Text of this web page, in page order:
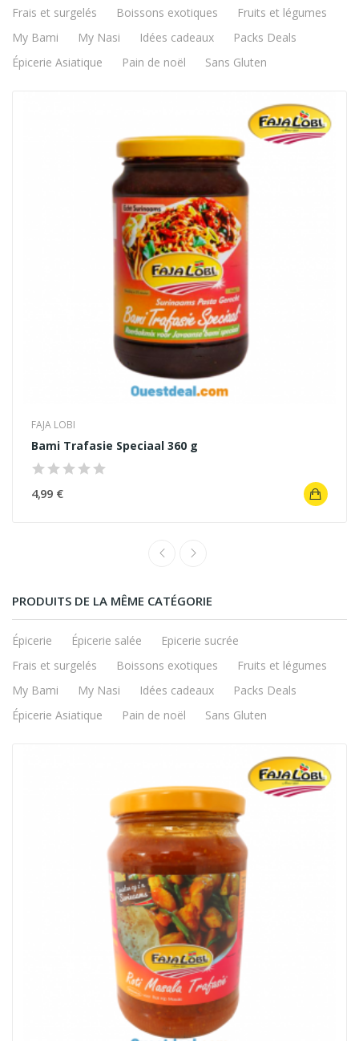
Frais et surgelés
Boissons exotiques
Fruits et légumes
My Bami
My Nasi Idées cadeaux
Packs Deals
Épicerie Asiatique
Pain de noël Sans Gluten
FAJA LOBI
Bami Trafasie Speciaal 360 g
4,99 €
PRODUITS DE LA MÊME CATÉGORIE
Épicerie Épicerie salée
Epicerie sucrée
Frais et surgelés
Boissons exotiques
Fruits et légumes
My Bami
My Nasi Idées cadeaux
Packs Deals
Épicerie Asiatique
Pain de noël Sans Gluten